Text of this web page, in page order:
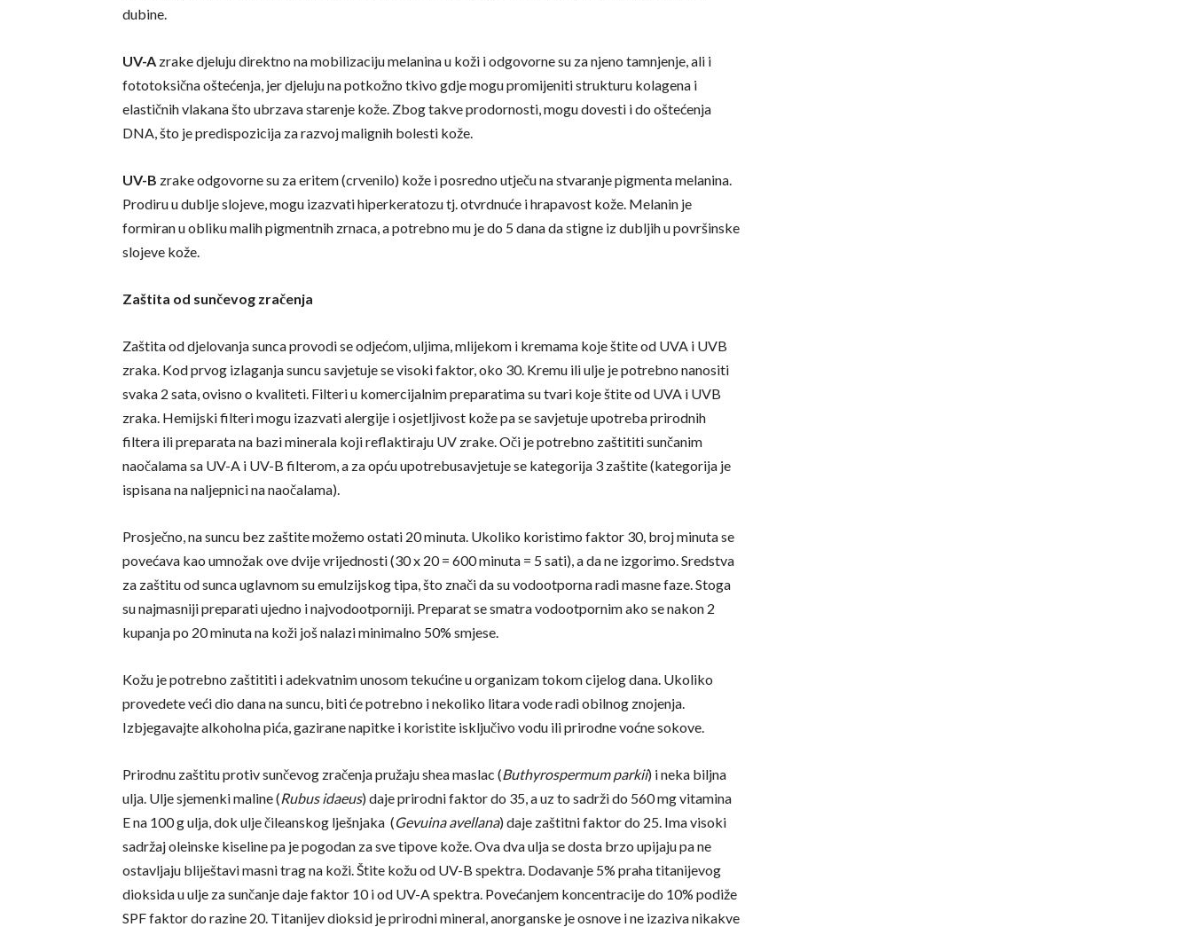
dubine.
UV-A zrake djeluju direktno na mobilizaciju melanina u koži i odgovorne su za njeno tamnjenje, ali i
fototoksična oštećenja, jer djeluju na potkožno tkivo gdje mogu promijeniti strukturu kolagena i
elastičnih vlakana što ubrzava starenje kože. Zbog takve prodornosti, mogu dovesti i do oštećenja
DNA, što je predispozicija za razvoj malignih bolesti kože.
UV-B zrake odgovorne su za eritem (crvenilo) kože i posredno utječu na stvaranje pigmenta melanina.
Prodiru u dublje slojeve, mogu izazvati hiperkeratozu tj. otvrdnuće i hrapavost kože. Melanin je
formiran u obliku malih pigmentnih zrnaca, a potrebno mu je do 5 dana da stigne iz dubljih u površinske
slojeve kože.
Zaštita od sunčevog zračenja
Zaštita od djelovanja sunca provodi se odjećom, uljima, mlijekom i kremama koje štite od UVA i UVB
zraka. Kod prvog izlaganja suncu savjetuje se visoki faktor, oko 30. Kremu ili ulje je potrebno nanositi
svaka 2 sata, ovisno o kvaliteti. Filteri u komercijalnim preparatima su tvari koje štite od UVA i UVB
zraka. Hemijski filteri mogu izazvati alergije i osjetljivost kože pa se savjetuje upotreba prirodnih
filtera ili preparata na bazi minerala koji reflaktiraju UV zrake. Oči je potrebno zaštititi sunčanim
naočalama sa UV-A i UV-B filterom, a za opću upotrebusavjetuje se kategorija 3 zaštite (kategorija je
ispisana na naljepnici na naočalama).
Prosječno, na suncu bez zaštite možemo ostati 20 minuta. Ukoliko koristimo faktor 30, broj minuta se
povećava kao umnožak ove dvije vrijednosti (30 x 20 = 600 minuta = 5 sati), a da ne izgorimo. Sredstva
za zaštitu od sunca uglavnom su emulzijskog tipa, što znači da su vodootporna radi masne faze. Stoga
su najmasniji preparati ujedno i najvodootporniji. Preparat se smatra vodootpornim ako se nakon 2
kupanja po 20 minuta na koži još nalazi minimalno 50% smjese.
Kožu je potrebno zaštititi i adekvatnim unosom tekućine u organizam tokom cijelog dana. Ukoliko
provedete veći dio dana na suncu, biti će potrebno i nekoliko litara vode radi obilnog znojenja.
Izbjegavajte alkoholna pića, gazirane napitke i koristite isključivo vodu ili prirodne voćne sokove.
Prirodnu zaštitu protiv sunčevog zračenja pružaju shea maslac (Buthyrospermum parkii) i neka biljna
ulja. Ulje sjemenki maline (Rubus idaeus) daje prirodni faktor do 35, a uz to sadrži do 560 mg vitamina
E na 100 g ulja, dok ulje čileanskog lješnjaka (Gevuina avellana) daje zaštitni faktor do 25. Ima visoki
sadržaj oleinske kiseline pa je pogodan za sve tipove kože. Ova dva ulja se dosta brzo upijaju pa ne
ostavljaju bliještavi masni trag na koži. Štite kožu od UV-B spektra. Dodavanje 5% praha titanijevog
dioksida u ulje za sunčanje daje faktor 10 i od UV-A spektra. Povećanjem koncentracije do 10% podiže
SPF faktor do razine 20. Titanijev dioksid je prirodni mineral, anorganske je osnove i ne izaziva nikakve